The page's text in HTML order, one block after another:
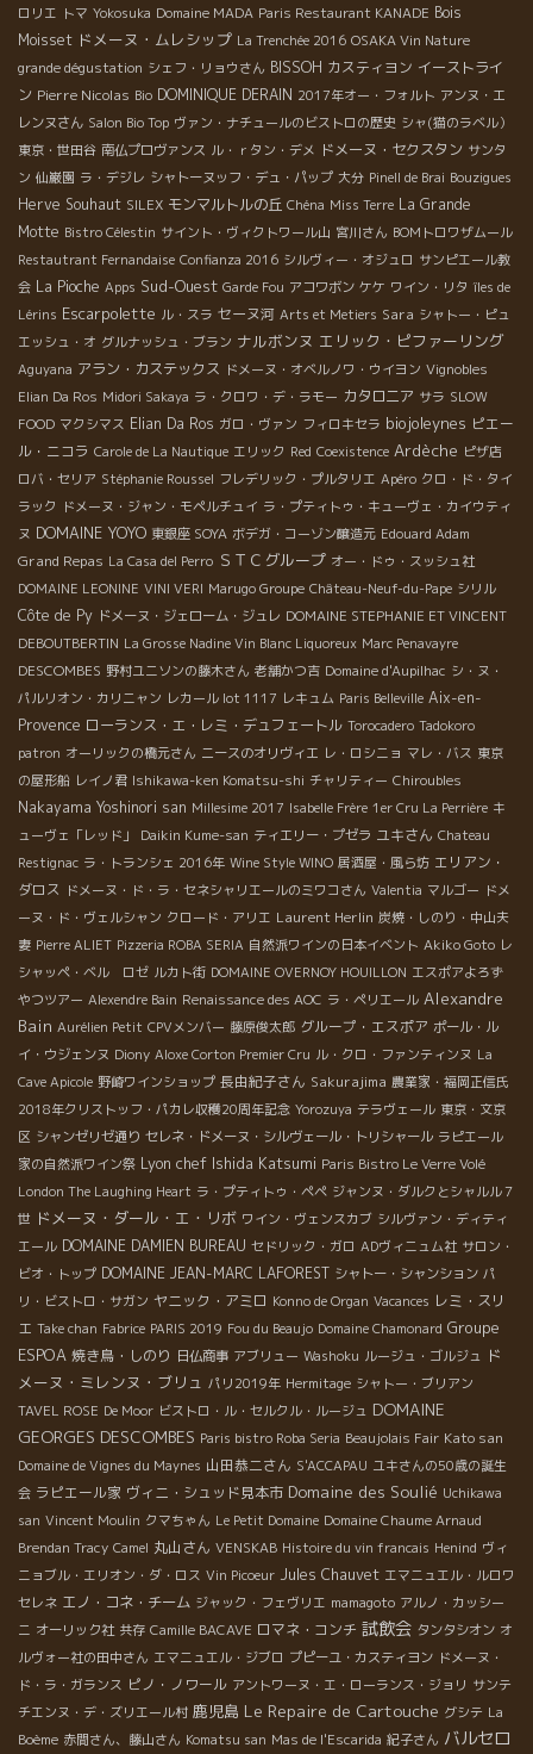
ロリエ トマ Yokosuka Domaine MADA Paris Restaurant KANADE Bois
Moisset ドメーヌ・ムレシップ La Trenchée 2016 OSAKA Vin Nature
grande dégustation シェフ・リョウさん BISSOH カスティヨン イーストライ
ン Pierre Nicolas Bio DOMINIQUE DERAIN 2017年オー・フォルト アンヌ・エ
レンヌさん Salon Bio Top ヴァン・ナチュールのビストロの歴史 シャ(猫のラベル）
東京・世田谷 南仏プロヴァンス ル・ｒタン・デメ ドメーヌ・セクスタン サンタ
ン 仙巌園 ラ・デジレ シャトーヌッフ・デュ・パップ 大分 Pinell de Brai Bouzigues
Herve Souhaut SILEX モンマルトルの丘 Chéna Miss Terre La Grande
Motte Bistro Célestin サイント・ヴィクトワール山 宮川さん BOMトロワザムール
Restautrant Fernandaise Confianza 2016 シルヴィー・オジュロ サンピエール教
会 La Pioche Apps Sud-Ouest Garde Fou アコワボン ケケ ワイン・リタ îles de
Lérins Escarpolette ル・スラ セーヌ河 Arts et Metiers Sara シャトー・ピュ
エッシュ・オ グルナッシュ・ブラン ナルボンヌ エリック・ピファーリング
Aguyana アラン・カステックス ドメーヌ・オベルノワ・ウイヨン Vignobles
Elian Da Ros Midori Sakaya ラ・クロワ・デ・ラモー カタロニア サラ SLOW
FOOD マクシマス Elian Da Ros ガロ・ヴァン フィロキセラ biojoleynes ピエー
ル・ニコラ Carole de La Nautique エリック Red Coexistence Ardèche ピザ店
ロバ・セリア Stéphanie Roussel フレデリック・プルタリエ Apéro クロ・ド・タイ
ラック ドメーヌ・ジャン・モペルチュイ ラ・プティトゥ・キューヴェ・カイウティ
ヌ DOMAINE YOYO 東銀座 SOYA ボデガ・コーゾン醸造元 Edouard Adam
Grand Repas La Casa del Perro ＳＴＣグループ オー・ドゥ・スッシュ社
DOMAINE LEONINE VINI VERI Marugo Groupe Château-Neuf-du-Pape シリル
Côte de Py ドメーヌ・ジェローム・ジュレ DOMAINE STEPHANIE ET VINCENT
DEBOUTBERTIN La Grosse Nadine Vin Blanc Liquoreux Marc Penavayre
DESCOMBES 野村ユニソンの藤木さん 老舗かつ吉 Domaine d'Aupilhac シ・ヌ・
パルリオン・カリニャン レカール lot 1117 レキュム Paris Belleville Aix-en-
Provence ローランス・エ・レミ・デュフェートル Torocadero Tadokoro
patron オーリックの橋元さん ニースのオリヴィエ レ・ロシニョ マレ・バス 東京
の屋形船 レイノ君 Ishikawa-ken Komatsu-shi チャリティー Chiroubles
Nakayama Yoshinori san Millesime 2017 Isabelle Frère 1er Cru La Perrière キ
ューヴェ「レッド」
Daikin Kume-san ティエリー・プゼラ ユキさん Chateau
Restignac ラ・トランシェ 2016年 Wine Style WINO 居酒屋・風ら坊 エリアン・
ダロス ドメーヌ・ド・ラ・セネシャリエールのミワコさん Valentia マルゴー ドメ
ーヌ・ド・ヴェルシャン クロード・アリエ Laurent Herlin 炭焼・しのり・中山夫
妻 Pierre ALIET Pizzeria ROBA SERIA 自然派ワインの日本イベント Akiko Goto レ
シャッペ・ベル ロゼ ルカト街 DOMAINE OVERNOY HOUILLON エスポアよろず
やつツアー Alexendre Bain Renaissance des AOC ラ・ペリエール Alexandre
Bain Aurélien Petit CPVメンバー 藤原俊太郎 グループ・エスポア ポール・ル
イ・ウジェンヌ Diony Aloxe Corton Premier Cru ル・クロ・ファンティンヌ La
Cave Apicole 野崎ワインショップ 長由紀子さん Sakurajima 農業家・福岡正信氏
2018年クリストッフ・パカレ収穫20周年記念 Yorozuya テラヴェール 東京・文京
区 シャンゼリゼ通り セレネ・ドメーヌ・シルヴェール・トリシャール ラピエール
家の自然派ワイン祭 Lyon chef Ishida Katsumi Paris Bistro Le Verre Volé
London The Laughing Heart ラ・プティトゥ・ペペ ジャンヌ・ダルクとシャルル７
世 ドメーヌ・ダール・エ・リボ ワイン・ヴェンスカブ シルヴァン・ディティ
エール DOMAINE DAMIEN BUREAU セドリック・ガロ ADヴィニュム社 サロン・
ビオ・トップ DOMAINE JEAN-MARC LAFOREST シャトー・シャンション パ
リ・ビストロ・サガン ヤニック・アミロ Konno de Organ Vacances レミ・スリ
エ Take chan Fabrice PARIS 2019 Fou du Beaujo Domaine Chamonard Groupe
ESPOA 焼き鳥・しのり 日仏商事 アブリュー Washoku ルージュ・ゴルジュ ド
メーヌ・ミレンヌ・ブリュ パリ2019年 Hermitage シャトー・ブリアン
TAVEL ROSE De Moor ビストロ・ル・セルクル・ルージュ DOMAINE
GEORGES DESCOMBES Paris bistro Roba Seria Beaujolais Fair Kato san
Domaine de Vignes du Maynes 山田恭二さん S'ACCAPAU ユキさんの50歳の誕生
会 ラピエール家 ヴィニ・シュッド見本市 Domaine des Soulié Uchikawa
san Vincent Moulin クマちゃん Le Petit Domaine Domaine Chaume Arnaud
Brendan Tracy Camel 丸山さん VENSKAB Histoire du vin francais Henind ヴィ
ニョブル・エリオン・ダ・ロス Vin Picoeur Jules Chauvet エマニュエル・ルロワ
セレネ エノ・コネ・チーム ジャック・フェヴリエ mamagoto アルノ・カッシー
ニ オーリック社 共存 Camille BACAVE ロマネ・コンチ 試飲会 タンタシオン オ
ルヴォー社の田中さん エマニュエル・ジブロ プピーユ・カスティヨン ドメーヌ・
ド・ラ・ガランス ピノ・ノワール アントワーヌ・エ・ローランス・ジョリ サンテ
チエンヌ・デ・ズリエール村 鹿児島 Le Repaire de Cartouche グシテ La
Boème 赤間さん、藤山さん Komatsu san Mas de l'Escarida 紀子さん バルセロ